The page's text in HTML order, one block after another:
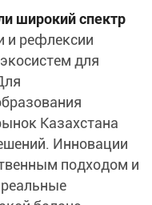
широкий спектр
и рефлексии
для
Казахстана
Инновации
подходом и